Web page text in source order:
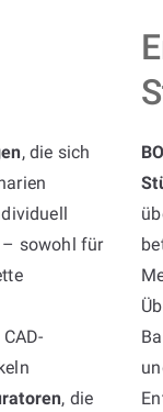
, die sich
– sowohl für
, die